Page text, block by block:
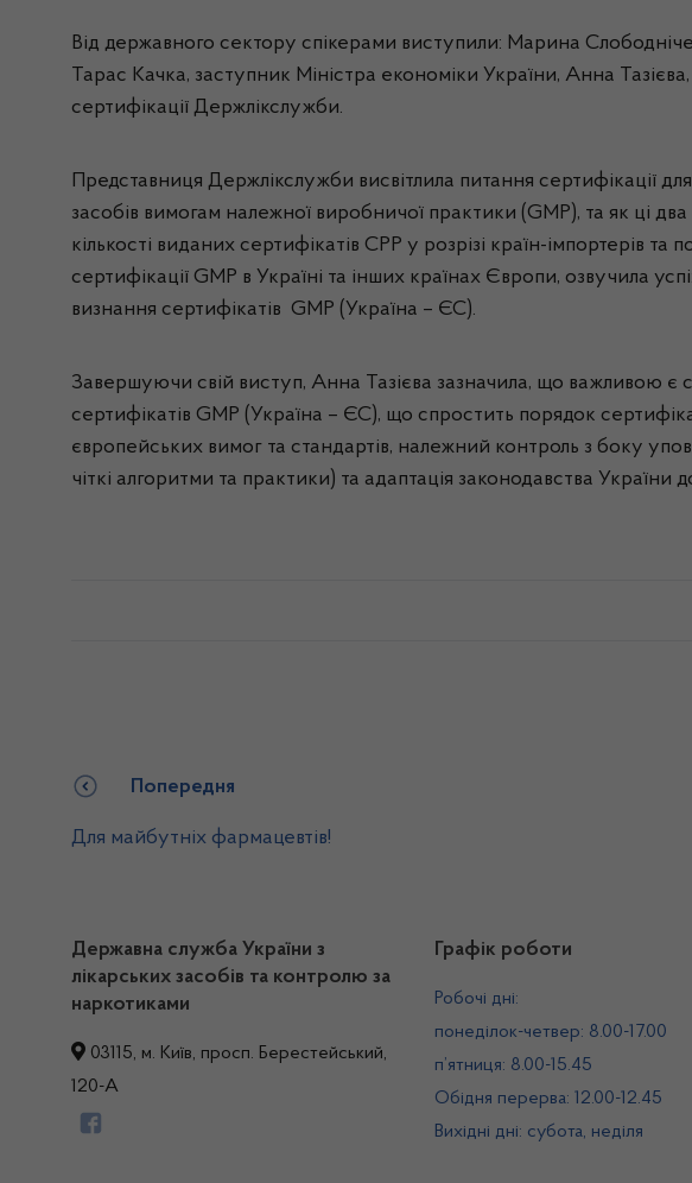
Від державного сектору спікерами виступили: Марина
Тарас Качка, заступник Міністра економіки України, Анна
сертифікації Держлікслужби.
Представниця Держлікслужби висвітлила питання сертифікації
засобів вимогам належної виробничої практики (GMP), та як ці
кількості виданих сертифікатів СРР у розрізі країн-імпортерів
сертифікації GMP в Україні та інших країнах Європи, озвучила
визнання сертифікатів GMP (Україна – ЄС).
Завершуючи свій виступ, Анна Тазієва зазначила, що важливою є
сертифікатів GMP (Україна – ЄС), що спростить порядок
європейських вимог та стандартів, належний контроль з боку
чіткі алгоритми та практики) та адаптація законодавства
Попередня
Для майбутніх фармацевтів!
Державна служба України з
лікарських засобів та контролю за
наркотиками
03115, м. Київ, просп. Берестейський,
120-А
Графік роботи
Робочі дні:
понеділок-четвер: 8.00-17.00
п’ятниця: 8.00-15.45
Обідня перерва: 12.00-12.45
Вихідні дні: субота, неділя